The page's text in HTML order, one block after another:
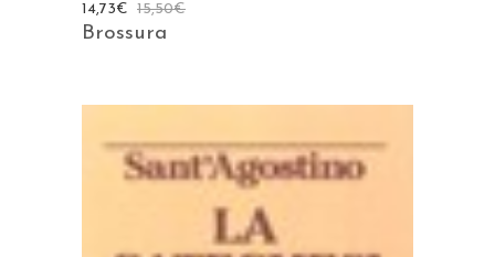
15,50€
14,73€
Brossura